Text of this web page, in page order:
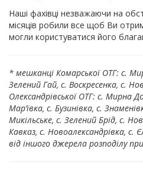
Наші фахівці незважаючи на
місяців робили все щоб Ви
могли користуватися його
* мешканці Комарської ОТГ: с.
Зелений Гай, с. Воскресенка, с.
Олександрівської ОТГ: с. Мирна
Мар’ївка, с. Бузинівка, с.
Микільське, с. Зелений Брід, с.
Кавказ, с. Новоалександрівка, с.
від іншого джерела розподілу